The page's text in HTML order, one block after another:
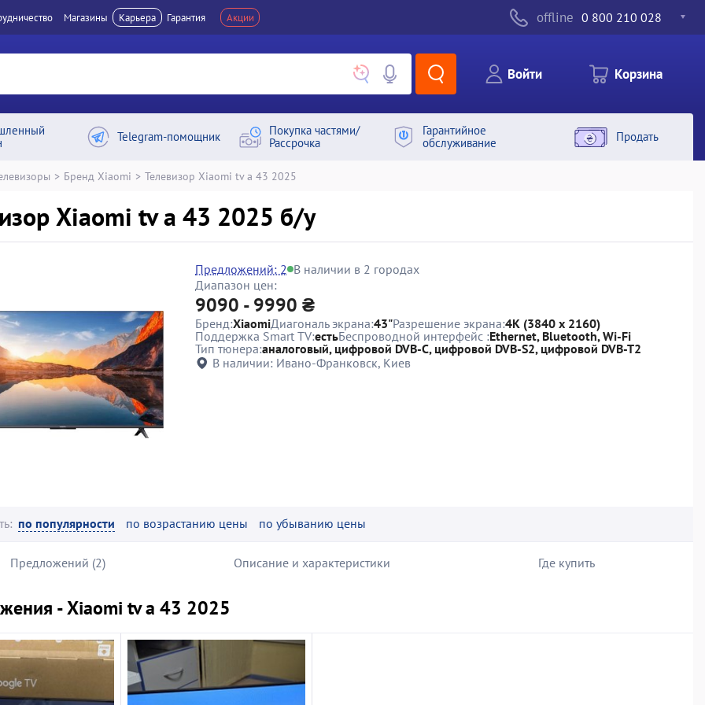
Магазины Карьера Гарантия Акции offline 0 800 210 028
Войти Корзина
Telegram-помощник
Покупка частями/
Рассрочка
Гарантийное
обслуживание
Продать
> Бренд Xiaomi > Телевизор Xiaomi tv a 43 2025
Xiaomi tv a 43 2025 б/у
Предложений: 2 В наличии в 2 городах
Диапазон цен:
9090 - 9990 ₴
Бренд:XiaomiДиагональ экрана:43"Разрешение экрана:4K (3840 х 2160)
Поддержка Smart TV:естьБеспроводной интерфейс :Ethernet, Bluetooth, Wi-Fi
Тип тюнера:аналоговый, цифровой DVB-C, цифровой DVB-S2, цифровой DVB-T2
В наличии: Ивано-Франковск, Киев
по популярности по возрастанию цены по убыванию цены
Предложений (2) Описание и характеристики Где купить
- Xiaomi tv a 43 2025